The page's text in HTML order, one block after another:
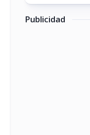
Publicidad